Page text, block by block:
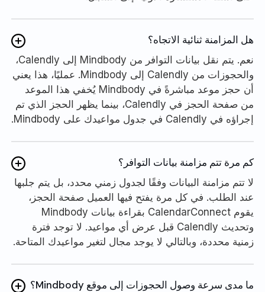
هل المزامنة ثنائية الاتجاه؟
نعم. يتم نقل بيانات التوافر من Mindbody إلى Calendly،
والحجوزات من Calendly إلى Mindbody. عمليًا، هذا يعني
أن حجز موعد مباشرةً في Mindbody يُخفي هذا الموعد
من صفحة الحجز في Calendly، بينما يظهر الحجز الذي تم
إجراؤه في Calendly في جدول مواعيدك على Mindbody.
كم مرة تتم مزامنة بيانات التوافر؟
لا تتم مزامنة البيانات وفقًا لجدول زمني محدد، بل يتم جلبها
عند الطلب. في كل مرة يفتح فيها العميل صفحة الحجز،
يقوم CalendarConnect بقراءة بيانات Mindbody
وتحديث Calendly قبل عرض أي مواعيد. لا توجد فترة
زمنية محددة، وبالتالي لا يوجد مجال لتغير مواعيدك المتاحة.
ما مدى سرعة وصول الحجوزات إلى موقع Mindbody؟